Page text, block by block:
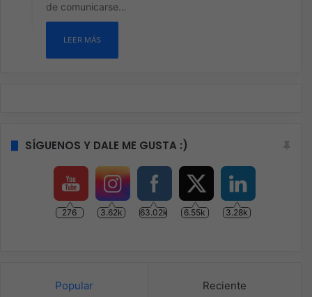
de comunicarse…
LEER MÁS
SÍGUENOS Y DALE ME GUSTA :)
276 3.62k 63.02k 6.55k 3.28k
Popular Reciente